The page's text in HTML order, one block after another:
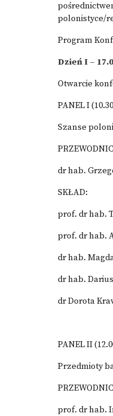
polonistyce/
Program
Dzień I –
Otwarcie
PANEL I
Szanse
dr hab.
SKŁAD:
prof. dr hab.
prof. dr hab.
dr hab.
dr hab.
dr Dorota
PANEL II
Przedmioty
prof. dr hab.